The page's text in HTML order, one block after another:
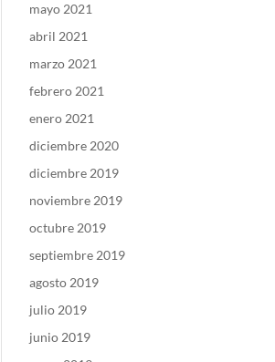
mayo 2021
abril 2021
marzo 2021
febrero 2021
enero 2021
diciembre 2020
diciembre 2019
noviembre 2019
octubre 2019
septiembre 2019
agosto 2019
julio 2019
junio 2019